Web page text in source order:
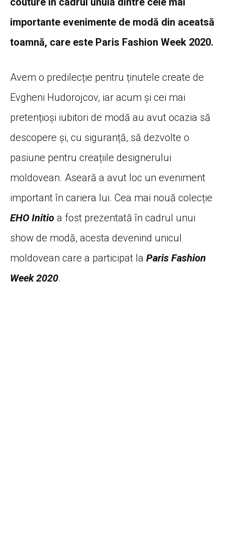
importante evenimente de modă din aceatsă
toamnă, care este Paris Fashion Week 2020.
Avem o predilecție pentru ținutele create de
Evgheni Hudorojcov, iar acum și cei mai
pretențioși iubitori de modă au avut ocazia să
descopere și, cu siguranță, să dezvolte o
pasiune pentru creațiile designerului
moldovean. Aseară a avut loc un eveniment
important în cariera lui. Cea mai nouă colecție
EHO Initio a fost prezentată în cadrul unui
show de modă, acesta devenind unicul
moldovean care a participat la Paris Fashion
Week 2020.